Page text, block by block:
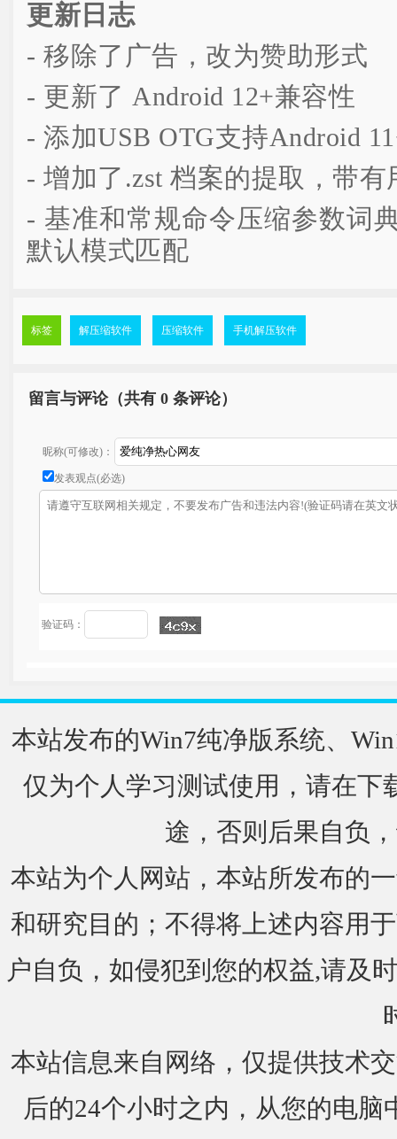
更新日志
- 移除了广告，改为赞助形式
- 更新了 Android 12+兼容性
- 添加USB OTG支持Android
- 增加了.zst 档案的提取，带有
- 基准和常规命令压缩参数词
默认模式匹配
标签 解压缩软件 压缩软件 手机解压软件
留言与评论（共有 0 条评论）
昵称(可修改)：
发表观点(必选)
验证码：
本站发布的Win7纯净版系统、
仅为个人学习测试使用，请在下
途，否则后果自负
本站为个人网站，本站所发布的
和研究目的；不得将上述内容用
户自负，如侵犯到您的权益,请及
本站信息来自网络，仅提供技术
后的24个小时之内，从您的电